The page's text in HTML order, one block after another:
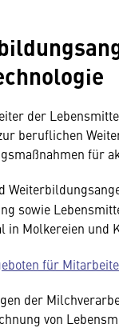
der
beruflichen
für
sowie
in Molkereien und
für
der
von